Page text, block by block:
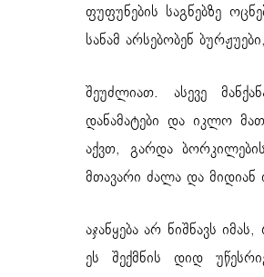
ფუფუნების საგნებზე
სანამ არსებობენ
შეუძლიათ. ასევე
დანამატები და იკლო
აქვთ, გარდა
მთავარი ძალა და მიდიან
აჯანყება არ ნიშნავს
ეს შექმნის დიდ